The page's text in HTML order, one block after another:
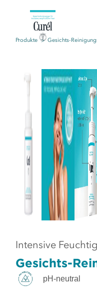
Produkte Gesichts-
Intensive
Gesichts-
pH-neutral